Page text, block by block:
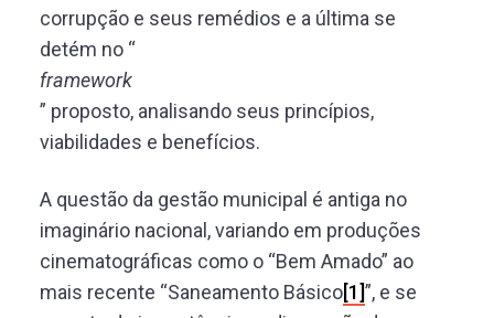
corrupção e seus remédios e a última se
detém no “
framework
” proposto, analisando seus princípios,
viabilidades e benefícios.
A questão da gestão municipal é antiga no
imaginário nacional, variando em produções
cinematográficas como o “Bem Amado” ao
mais recente “Saneamento Básico[1]”, e se